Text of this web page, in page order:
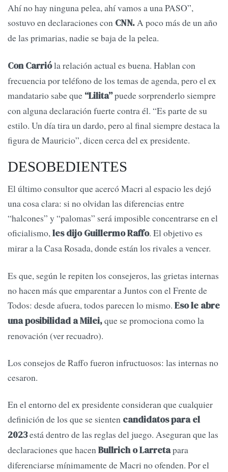
Ahí no hay ninguna pelea, ahí vamos a una PASO”,
sostuvo en declaraciones con CNN.A poco más de un año
de las primarias, nadie se baja de la pelea.
Con Carrióla relación actual es buena. Hablan con
frecuencia por teléfono de los temas de agenda, pero el ex
mandatario sabe que “Lilita”puede sorprenderlo siempre
con alguna declaración fuerte contra él. “Es parte de su
estilo. Un día tira un dardo, pero al final siempre destaca la
figura de Mauricio”, dicen cerca del ex presidente.
DESOBEDIENTES
El último consultor que acercó Macri al espacio les dejó
una cosa clara: si no olvidan las diferencias entre
“halcones” y “palomas” será imposible concentrarse en el
oficialismo,les dijo Guillermo Raffo. El objetivo es
mirar a la Casa Rosada, donde están los rivales a vencer.
Es que, según le repiten los consejeros, las grietas internas
no hacen más que emparentar a Juntos con el Frente de
Todos: desde afuera, todos parecen lo mismo. Eso le abre
una posibilidad a Milei,que se promociona como la
renovación (ver recuadro).
Los consejos de Raffo fueron infructuosos: las internas no
cesaron.
En el entorno del ex presidente consideran que cualquier
definición de los que se sienten candidatos para el
2023está dentro de las reglas del juego. Aseguran que las
declaraciones que hacenBullrich o Larretapara
diferenciarse mínimamente de Macri no ofenden. Por el